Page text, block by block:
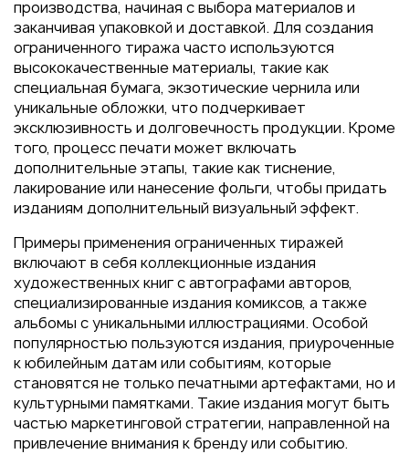
производства, начиная с выбора материалов и
заканчивая упаковкой и доставкой. Для создания
ограниченного тиража часто используются
высококачественные материалы, такие как
специальная бумага, экзотические чернила или
уникальные обложки, что подчеркивает
эксклюзивность и долговечность продукции. Кроме
того, процесс печати может включать
дополнительные этапы, такие как тиснение,
лакирование или нанесение фольги, чтобы придать
изданиям дополнительный визуальный эффект.
Примеры применения ограниченных тиражей
включают в себя коллекционные издания
художественных книг с автографами авторов,
специализированные издания комиксов, а также
альбомы с уникальными иллюстрациями. Особой
популярностью пользуются издания, приуроченные
к юбилейным датам или событиям, которые
становятся не только печатными артефактами, но и
культурными памятками. Такие издания могут быть
частью маркетинговой стратегии, направленной на
привлечение внимания к бренду или событию.